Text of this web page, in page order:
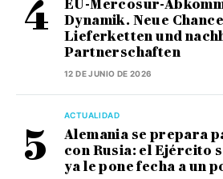
EU-Mercosur-
Dynamik. Neue
Lieferketten und
Partnerschaften
12 DE JUNIO DE 2026
ACTUALIDAD
Alemania se prepara
con Rusia: el Ejército
ya le pone fecha a un